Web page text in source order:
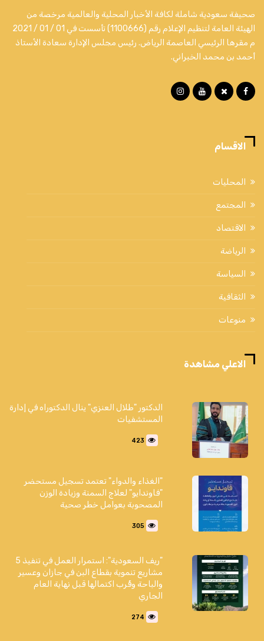
صحيفة سعودية شاملة لكافة الأخبار المحلية والعالمية مرخصة من
الهيئة العامة لتنظيم الإعلام رقم (1100666) تأسست في 01 / 01 / 2021
م مقرها الرئيسي العاصمة الرياض. رئيس مجلس الإدارة سعادة الأستاذ
أحمد بن محمد الخبراني.
الاقسام
المحليات
المجتمع
الاقتصاد
الرياضة
السياسة
الثقافية
منوعات
الاعلي مشاهدة
الدكتور "طلال العنزي" ينال الدكتوراه في إدارة
المستشفيات
423
"الغذاء والدواء" تعتمد تسجيل مستحضر
"فاوندايو" لعلاج السمنة وزيادة الوزن
المصحوبة بعوامل خطر صحية
305
"ريف السعودية": استمرار العمل في تنفيذ 5
مشاريع تنموية بقطاع البن في جازان وعسير
والباحة وقُرب اكتمالها قبل نهاية العام
الجاري
274